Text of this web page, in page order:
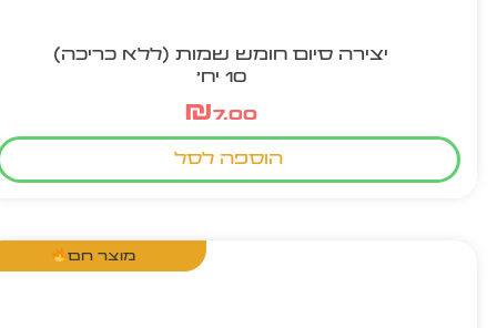
יצירה סיום חומש שמות (ללא כריכה)
10 יח'
₪7.00
הוספה לסל
מוצר חם